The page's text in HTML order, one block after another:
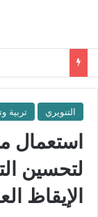
التنويري تربية
استعمال
لتحسين
الإيقاظ